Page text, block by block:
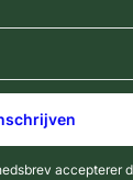
accepterer